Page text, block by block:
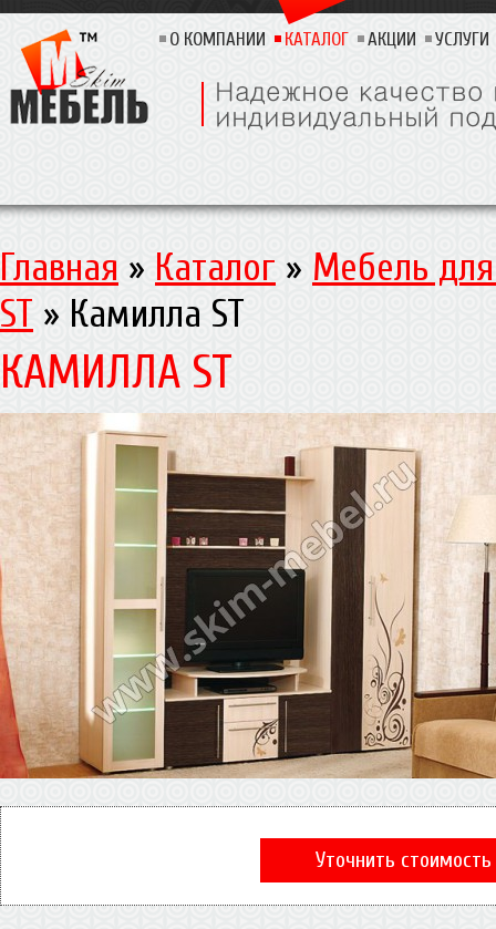
О КОМПАНИИ КАТАЛОГ АКЦИИ УСЛУГИ
Главная » Каталог » Мебель
ST » Камилла ST
КАМИЛЛА ST
Уточнить стоимость